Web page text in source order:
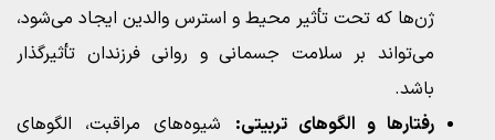
ژن‌ها که تحت تأثیر محیط و استرس والدین ایجاد می‌شود،
می‌تواند بر سلامت جسمانی و روانی فرزندان تأثیرگذار
باشد.
رفتارها و الگوهای تربیتی: شیوه‌های مراقبت، الگوهای